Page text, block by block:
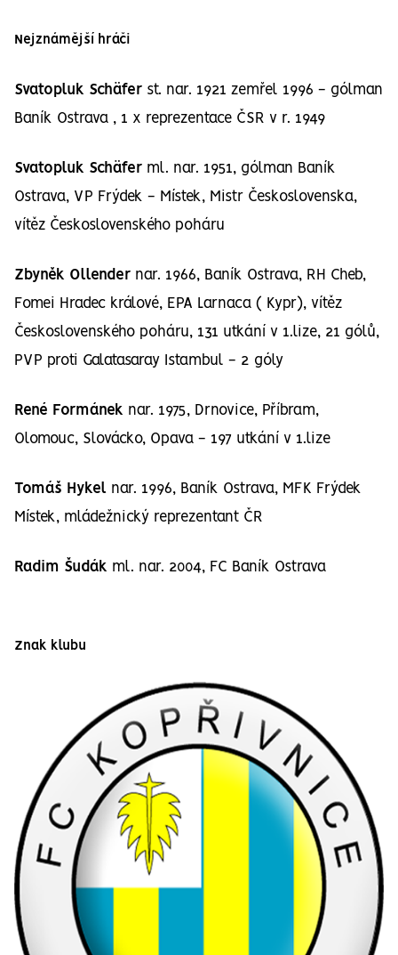
Nejznámější hráči
Svatopluk Schäfer st. nar. 1921 zemřel 1996 - gólman
Baník Ostrava , 1 x reprezentace ČSR v r. 1949
Svatopluk Schäfer ml. nar. 1951, gólman Baník
Ostrava, VP Frýdek - Místek, Mistr Československa,
vítěz Československého poháru
Zbyněk Ollender nar. 1966, Baník Ostrava, RH Cheb,
Fomei Hradec králové, EPA Larnaca ( Kypr), vítěz
Československého poháru, 131 utkání v 1.lize, 21 gólů,
PVP proti Galatasaray Istambul - 2 góly
René Formánek nar. 1975, Drnovice, Příbram,
Olomouc, Slovácko, Opava - 197 utkání v 1.lize
Tomáš Hykel nar. 1996, Baník Ostrava, MFK Frýdek
Místek, mládežnický reprezentant ČR
Radim Šudák ml. nar. 2004, FC Baník Ostrava
Znak klubu